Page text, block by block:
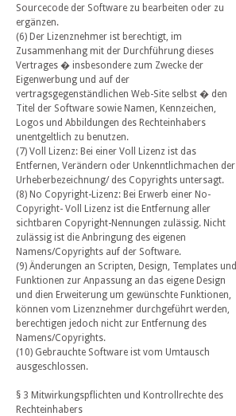
Sourcecode der Software zu bearbeiten oder zu
ergänzen.
(6) Der Lizenznehmer ist berechtigt, im
Zusammenhang mit der Durchführung dieses
Vertrages � insbesondere zum Zwecke der
Eigenwerbung und auf der
vertragsgegenständlichen Web-Site selbst � den
Titel der Software sowie Namen, Kennzeichen,
Logos und Abbildungen des Rechteinhabers
unentgeltlich zu benutzen.
(7) Voll Lizenz: Bei einer Voll Lizenz ist das
Entfernen, Verändern oder Unkenntlichmachen der
Urheberbezeichnung/ des Copyrights untersagt.
(8) No Copyright-Lizenz: Bei Erwerb einer No-
Copyright- Voll Lizenz ist die Entfernung aller
sichtbaren Copyright-Nennungen zulässig. Nicht
zulässig ist die Anbringung des eigenen
Namens/Copyrights auf der Software.
(9) Änderungen an Scripten, Design, Templates und
Funktionen zur Anpassung an das eigene Design
und dien Erweiterung um gewünschte Funktionen,
können vom Lizenznehmer durchgeführt werden,
berechtigen jedoch nicht zur Entfernung des
Namens/Copyrights.
(10) Gebrauchte Software ist vom Umtausch
ausgeschlossen.
§ 3 Mitwirkungspflichten und Kontrollrechte des
Rechteinhabers